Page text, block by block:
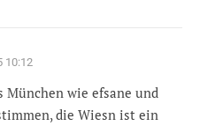
10:12
München wie efsane und
die Wiesn ist ein